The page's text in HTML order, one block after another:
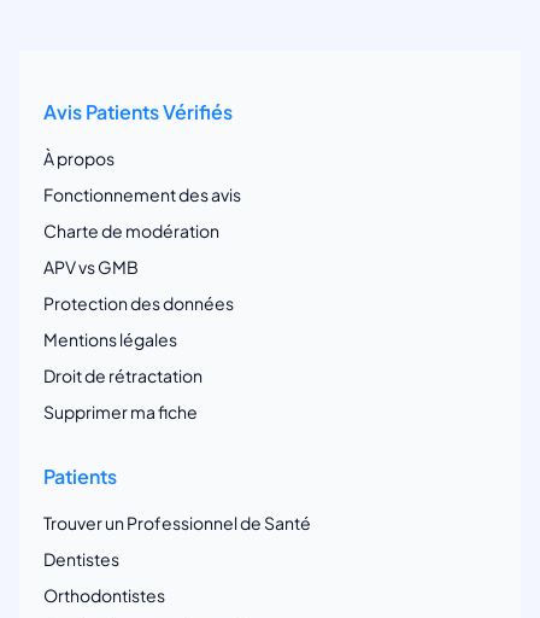
Avis Patients Vérifiés
À propos
Fonctionnement des avis
Charte de modération
APV vs GMB
Protection des données
Mentions légales
Droit de rétractation
Supprimer ma fiche
Patients
Trouver un Professionnel de Santé
Dentistes
Orthodontistes